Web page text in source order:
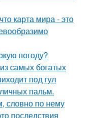
карта мира - это
погоду?
самых богатых
под гул
пальм.
словно по нему
последствия